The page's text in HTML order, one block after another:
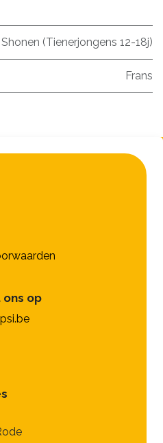
Shonen (Tienerjongens 12-18j)
Frans
op